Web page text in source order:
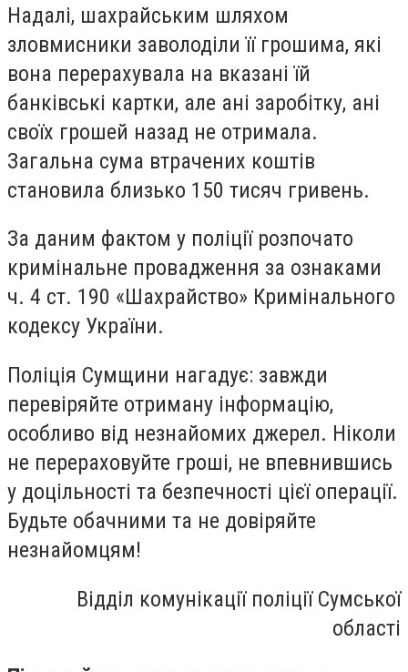
Надалі, шахрайським шляхом
зловмисники заволоділи її грошима, які
вона перерахувала на вказані їй
банківські картки, але ані заробітку, ані
своїх грошей назад не отримала.
Загальна сума втрачених коштів
становила близько 150 тисяч гривень.
За даним фактом у поліції розпочато
кримінальне провадження за ознаками
ч. 4 ст. 190 «Шахрайство» Кримінального
кодексу України.
Поліція Сумщини нагадує: завжди
перевіряйте отриману інформацію,
особливо від незнайомих джерел. Ніколи
не перераховуйте гроші, не впевнившись
у доцільності та безпечності цієї операції.
Будьте обачними та не довіряйте
незнайомцям!
Відділ комунікації поліції Сумської
області